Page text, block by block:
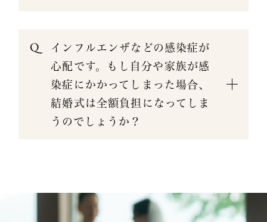
インフルエンザなどの感染症が
心配です。もし自分や家族が感
染症にかかってしまった場合、
結婚式は全額負担になってしま
うのでしょうか？